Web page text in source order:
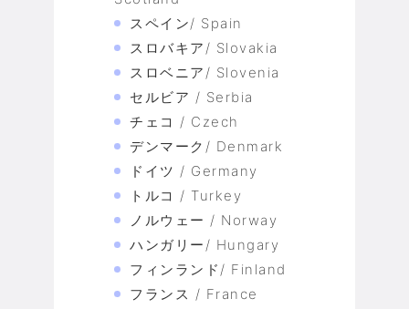
スペイン/ Spain
スロバキア/ Slovakia
スロベニア/ Slovenia
セルビア / Serbia
チェコ / Czech
デンマーク/ Denmark
ドイツ / Germany
トルコ / Turkey
ノルウェー / Norway
ハンガリー/ Hungary
フィンランド/ Finland
フランス / France